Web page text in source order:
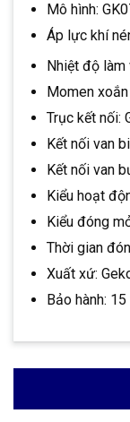
Mô hình:
Áp lực khí
Nhiệt độ
Momen
Trục kết nối:
Kết nối van
Kết nối van
Kiểu hoạt
Kiểu đóng
Thời gian
Xuất xứ:
Bảo hành: